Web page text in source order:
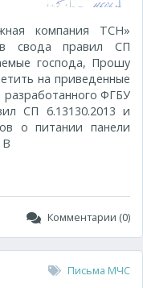
компания ТСН»
свода правил СП
господа, Прошу
на приведенные
разработанного ФГБУ
СП 6.13130.2013 и
о питании панели
В
Комментарии (0)
Письма МЧС